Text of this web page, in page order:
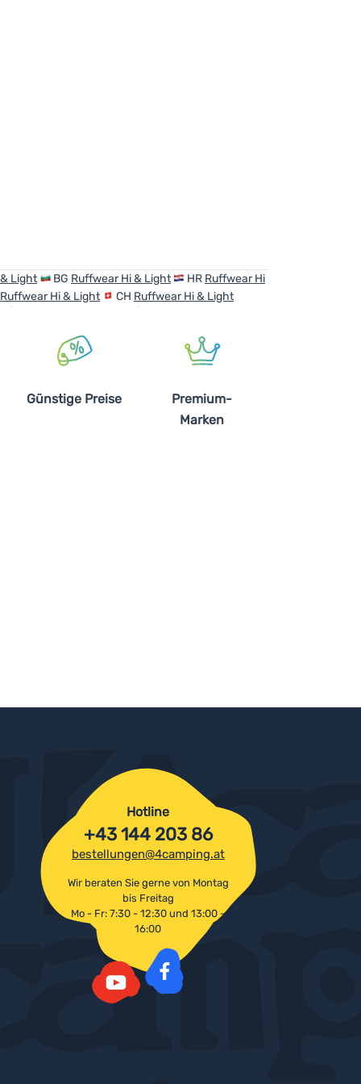
Light BG Ruffwear Hi & Light HR Ruffwear Hi
Ruffwear Hi & Light CH Ruffwear Hi & Light
Günstige Preise
Premium-
Marken
Hotline
+43 144 203 86
bestellungen@4camping.at
Wir beraten Sie gerne von Montag
bis Freitag
Mo - Fr: 7:30 - 12:30 und 13:00 -
16:00